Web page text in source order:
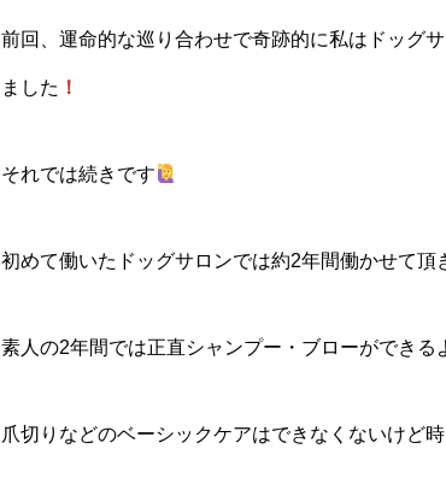
前回、運命的な巡り合わせで奇跡的に私はドッグ
ました ！
それでは続きです
初めて働いたドッグサロンでは約2年間働かせて頂
素人の2年間では正直シャンプー・ブローができる
爪切りなどのベーシックケアはできなくないけど時